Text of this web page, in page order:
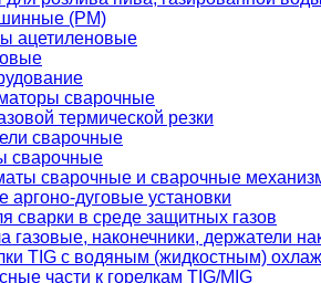
(РМ)
ацетиленовые
сварочные
термической резки
сварочные
сварочные
сварочные и сварочные
аргоно-дуговые установки
сварки в среде защитных газов
газовые, наконечники, держатели
TIG с водяным (жидкостным)
части к горелкам TIG/MIG